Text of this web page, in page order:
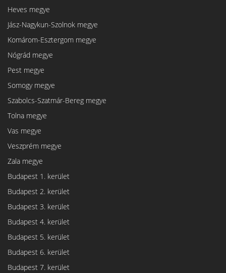
Heves megye
Jász-Nagykun-Szolnok megye
Komárom-Esztergom megye
Nógrád megye
Pest megye
Somogy megye
Szabolcs-Szatmár-Bereg megye
Tolna megye
Vas megye
Veszprém megye
Zala megye
Budapest 1. kerület
Budapest 2. kerület
Budapest 3. kerület
Budapest 4. kerület
Budapest 5. kerület
Budapest 6. kerület
Budapest 7. kerület